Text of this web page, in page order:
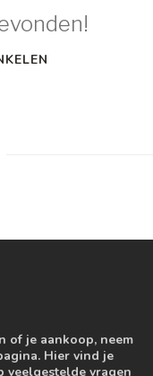
of je aankoop, neem
Hier vind je
veelgestelde vragen